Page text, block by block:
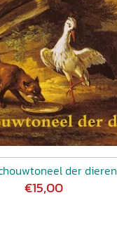
der dieren
€15,00